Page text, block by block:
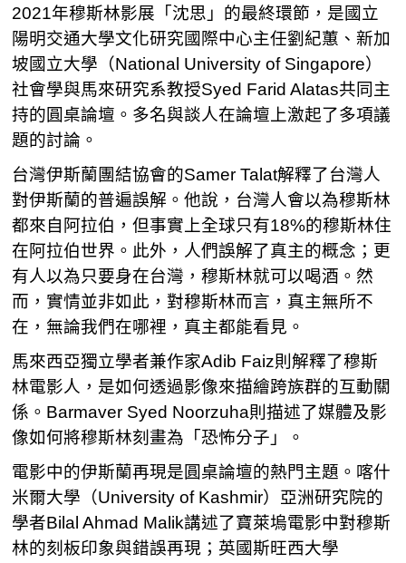
2021年穆斯林影展「沈思」的最終環節，是國立
陽明交通大學文化研究國際中心主任劉紀蕙、新加
坡國立大學（National University of Singapore）
社會學與馬來研究系教授Syed Farid Alatas共同主
持的圓桌論壇。多名與談人在論壇上激起了多項議
題的討論。
台灣伊斯蘭團結協會的Samer Talat解釋了台灣人
對伊斯蘭的普遍誤解。他說，台灣人會以為穆斯林
都來自阿拉伯，但事實上全球只有18%的穆斯林住
在阿拉伯世界。此外，人們誤解了真主的概念；更
有人以為只要身在台灣，穆斯林就可以喝酒。然
而，實情並非如此，對穆斯林而言，真主無所不
在，無論我們在哪裡，真主都能看見。
馬來西亞獨立學者兼作家Adib Faiz則解釋了穆斯
林電影人，是如何透過影像來描繪跨族群的互動關
係。Barmaver Syed Noorzuha則描述了媒體及影
像如何將穆斯林刻畫為「恐怖分子」。
電影中的伊斯蘭再現是圓桌論壇的熱門主題。喀什
米爾大學（University of Kashmir）亞洲研究院的
學者Bilal Ahmad Malik講述了寶萊塢電影中對穆斯
林的刻板印象與錯誤再現；英國斯旺西大學